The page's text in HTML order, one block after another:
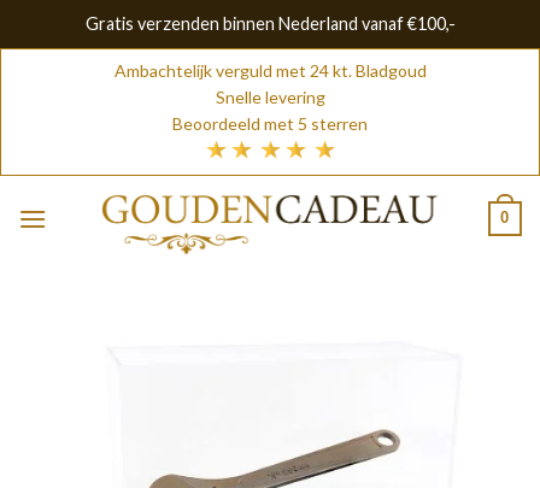
Gratis verzenden binnen Nederland vanaf €100,-
Ambachtelijk verguld met 24 kt. Bladgoud
Snelle levering
Beoordeeld met 5 sterren
0